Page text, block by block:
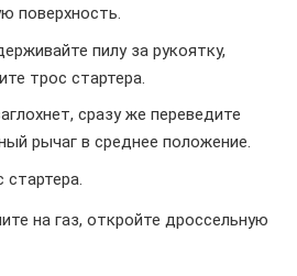
поверхность.
пилу за рукоятку,
трос стартера.
сразу же переведите
рычаг в среднее положение.
стартера.
на газ, откройте дроссельную